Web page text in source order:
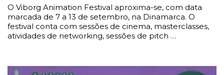
O Viborg Animation Festival aproxima-se, com data
marcada de 7 a 13 de setembro, na Dinamarca. O
festival conta com sessões de cinema, masterclasses,
atividades de networking, sessões de pitch …